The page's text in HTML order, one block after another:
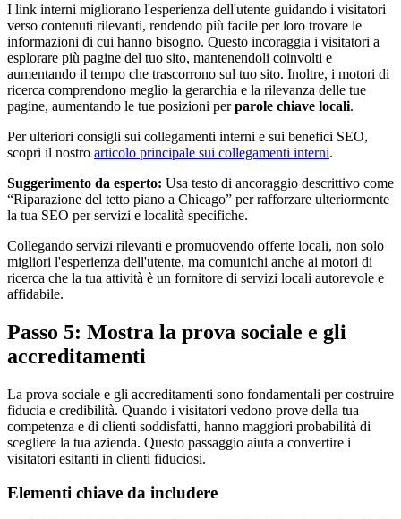
I link interni migliorano l'esperienza dell'utente guidando i visitatori
verso contenuti rilevanti, rendendo più facile per loro trovare le
informazioni di cui hanno bisogno. Questo incoraggia i visitatori a
esplorare più pagine del tuo sito, mantenendoli coinvolti e
aumentando il tempo che trascorrono sul tuo sito. Inoltre, i motori di
ricerca comprendono meglio la gerarchia e la rilevanza delle tue
pagine, aumentando le tue posizioni perparole chiave locali.
Per ulteriori consigli sui collegamenti interni e sui benefici SEO,
scopri il nostro articolo principale sui collegamenti interni.
Suggerimento da esperto: Usa testo di ancoraggio descrittivo come
“Riparazione del tetto piano a Chicago” per rafforzare ulteriormente
la tua SEO per servizi e località specifiche.
Collegando servizi rilevanti e promuovendo offerte locali, non solo
migliori l'esperienza dell'utente, ma comunichi anche ai motori di
ricerca che la tua attività è un fornitore di servizi locali autorevole e
affidabile.
Passo 5: Mostra la prova sociale e gli
accreditamenti
La prova sociale e gli accreditamenti sono fondamentali per costruire
fiducia e credibilità. Quando i visitatori vedono prove della tua
competenza e di clienti soddisfatti, hanno maggiori probabilità di
scegliere la tua azienda. Questo passaggio aiuta a convertire i
visitatori esitanti in clienti fiduciosi.
Elementi chiave da includere